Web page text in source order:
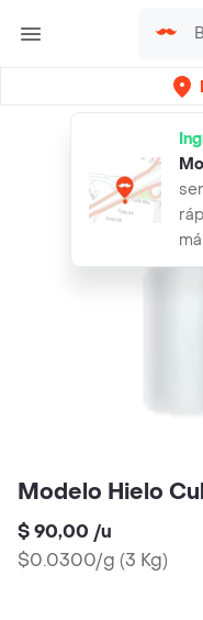
Modelo Hielo
$ 90,00 /u
$0.0300/g (3 Kg)